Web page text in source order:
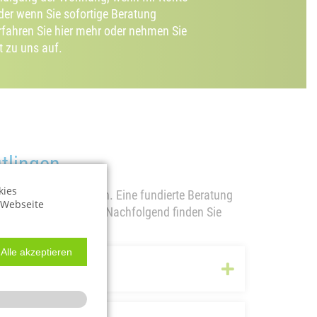
wenn Sie sofortige Beratung
Sie hier mehr oder nehmen Sie
zu uns auf.
Situation. Eine fundierte Beratung
Nachfolgend finden Sie
Alle akzeptieren